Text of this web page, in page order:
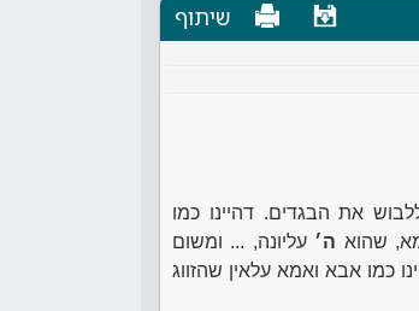
שיתוף
את הבגדים. דהיינו כמו
שהוא ה׳ עליונה, ... ומשום
כמו אבא ואמא עלאין שהזווג